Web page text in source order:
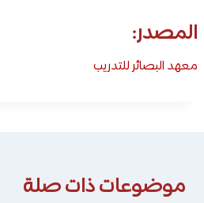
المصدر:
معهد البصائر للتدريب
موضوعات ذات صلة